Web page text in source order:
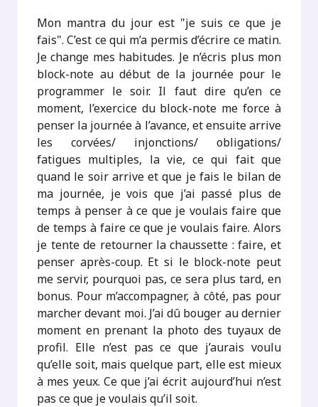
Mon mantra du jour est "je suis ce que je
fais". C’est ce qui m’a permis d’écrire ce matin.
Je change mes habitudes. Je n’écris plus mon
block-note au début de la journée pour le
programmer le soir. Il faut dire qu’en ce
moment, l’exercice du block-note me force à
penser la journée à l’avance, et ensuite arrive
les corvées/ injonctions/ obligations/
fatigues multiples, la vie, ce qui fait que
quand le soir arrive et que je fais le bilan de
ma journée, je vois que j’ai passé plus de
temps à penser à ce que je voulais faire que
de temps à faire ce que je voulais faire. Alors
je tente de retourner la chaussette : faire, et
penser après-coup. Et si le block-note peut
me servir, pourquoi pas, ce sera plus tard, en
bonus. Pour m’accompagner, à côté, pas pour
marcher devant moi. J’ai dû bouger au dernier
moment en prenant la photo des tuyaux de
profil. Elle n’est pas ce que j’aurais voulu
qu’elle soit, mais quelque part, elle est mieux
à mes yeux. Ce que j’ai écrit aujourd’hui n’est
pas ce que je voulais qu’il soit.